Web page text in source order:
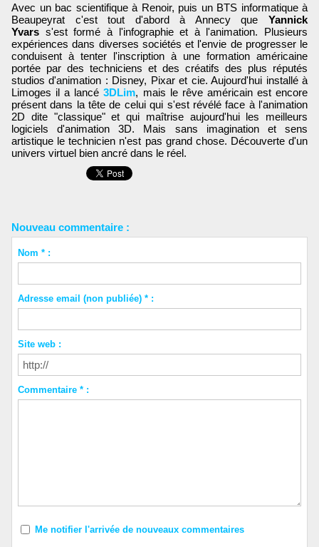
Avec un bac scientifique à Renoir, puis un BTS informatique à
Beaupeyrat c'est tout d'abord à Annecy que Yannick
Yvars s'est formé à l'infographie et à l'animation. Plusieurs
expériences dans diverses sociétés et l'envie de progresser le
conduisent à tenter l'inscription à une formation américaine
portée par des techniciens et des créatifs des plus réputés
studios d'animation : Disney, Pixar et cie. Aujourd'hui installé à
Limoges il a lancé3DLim, mais le rêve américain est encore
présent dans la tête de celui qui s'est révélé face à l'animation
2D dite "classique" et qui maîtrise aujourd'hui les meilleurs
logiciels d'animation 3D. Mais sans imagination et sens
artistique le technicien n'est pas grand chose. Découverte d'un
univers virtuel bien ancré dans le réel.
Nouveau commentaire :
Nom * :
Adresse email (non publiée) * :
Site web :
Commentaire * :
Me notifier l'arrivée de nouveaux commentaires